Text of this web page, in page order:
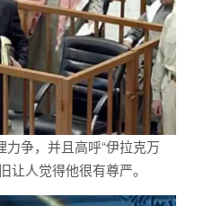
争，并且高呼“伊拉克万
让人觉得他很有尊严。